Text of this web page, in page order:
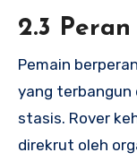
2.3
Pemain
yang terbangun
stasis. Rover
direkrut oleh